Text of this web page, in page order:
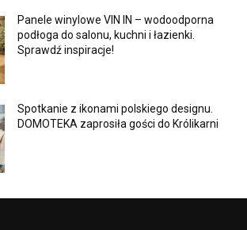
Panele winylowe VIN IN – wodoodporna
podłoga do salonu, kuchni i łazienki.
Sprawdź inspiracje!
Spotkanie z ikonami polskiego designu.
DOMOTEKA zaprosiła gości do Królikarni